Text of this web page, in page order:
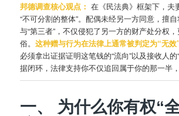
邦德调查核心观点： 在《民法典》框架下，夫
“不可分割的整体”。配偶未经另一方同意，擅
与“第三者”，不仅侵犯了另一方的财产处分权
俗。 这种赠与行为在法律上通常被判定为“无效”
必须拿出证据证明这笔钱的“流向”以及接收人
据闭环，法律支持你不仅追回属于你的那一半
一、 为什么你有权“